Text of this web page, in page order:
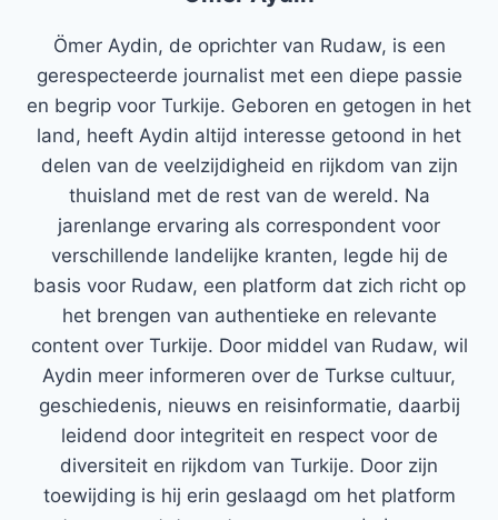
Ömer Aydin, de oprichter van Rudaw, is een
gerespecteerde journalist met een diepe passie
en begrip voor Turkije. Geboren en getogen in het
land, heeft Aydin altijd interesse getoond in het
delen van de veelzijdigheid en rijkdom van zijn
thuisland met de rest van de wereld. Na
jarenlange ervaring als correspondent voor
verschillende landelijke kranten, legde hij de
basis voor Rudaw, een platform dat zich richt op
het brengen van authentieke en relevante
content over Turkije. Door middel van Rudaw, wil
Aydin meer informeren over de Turkse cultuur,
geschiedenis, nieuws en reisinformatie, daarbij
leidend door integriteit en respect voor de
diversiteit en rijkdom van Turkije. Door zijn
toewijding is hij erin geslaagd om het platform